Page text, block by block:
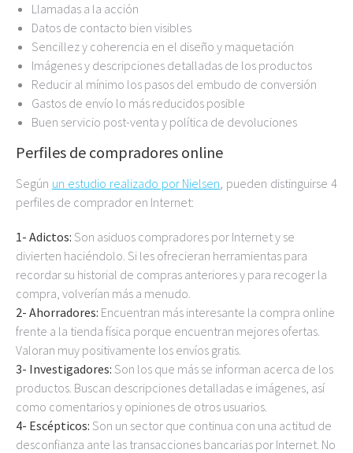
Llamadas a la acción
Datos de contacto bien visibles
Sencillez y coherencia en el diseño y maquetación
Imágenes y descripciones detalladas de los productos
Reducir al mínimo los pasos del embudo de conversión
Gastos de envío lo más reducidos posible
Buen servicio post-venta y política de devoluciones
Perfiles de compradores online
Según un estudio realizado por Nielsen, pueden distinguirse 4
perfiles de comprador en Internet:
1- Adictos: Son asiduos compradores por Internet y se
divierten haciéndolo. Si les ofrecieran herramientas para
recordar su historial de compras anteriores y para recoger la
compra, volverían más a menudo.
2- Ahorradores: Encuentran más interesante la compra online
frente a la tienda física porque encuentran mejores ofertas.
Valoran muy positivamente los envíos gratis.
3- Investigadores: Son los que más se informan acerca de los
productos. Buscan descripciones detalladas e imágenes, así
como comentarios y opiniones de otros usuarios.
4- Escépticos: Son un sector que continua con una actitud de
desconfianza ante las transacciones bancarias por Internet. No